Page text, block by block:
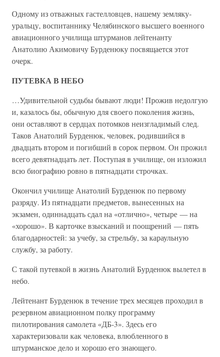
Одному из отважных гастелловцев, нашему земляку-
уральцу, воспитаннику Челябинского высшего военного
авиационного училища штурманов лейтенанту
Анатолию Акимовичу Бурденюку посвящается этот
очерк.
ПУТЕВКА В НЕБО
…Удивительной судьбы бывают люди! Прожив недолгую
и, казалось бы, обычную для своего поколения жизнь,
они оставляют в сердцах потомков неизгладимый след.
Таков Анатолий Бурденюк, человек, родившийся в
двадцать втором и погибший в сорок первом. Он прожил
всего девятнадцать лет. Поступая в училище, он изложил
всю биографию ровно в пятнадцати строчках.
Окончил училище Анатолий Бурденюк по первому
разряду. Из пятнадцати предметов, вынесенных на
экзамен, одиннадцать сдал на «отлично», четыре — на
«хорошо». В карточке взысканий и поощрений — пять
благодарностей: за учебу, за стрельбу, за караульную
службу, за работу.
С такой путевкой в жизнь Анатолий Бурденюк вылетел в
небо.
Лейтенант Бурденюк в течение трех месяцев проходил в
резервном авиационном полку программу
пилотирования самолета «ДБ-3». Здесь его
характеризовали как человека, влюбленного в
штурманское дело и хорошо его знающего.